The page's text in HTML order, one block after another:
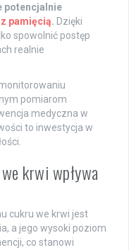
potencjalnie
pamięcią. Dzięki
spowolnić postęp
realnie
pomiarom
medyczna w
to inwestycja w
krwi wpływa
cukru we krwi jest
a jego wysoki poziom
co stanowi